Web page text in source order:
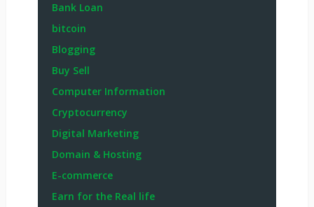
Bank Loan
bitcoin
Blogging
Buy Sell
Computer Information
Cryptocurrency
Digital Marketing
Domain & Hosting
E-commerce
Earn for the Real life